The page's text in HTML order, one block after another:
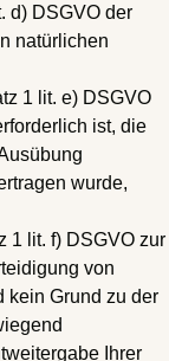
d) DSGVO der
natürlichen
1 lit. e) DSGVO
ist, die
wurde,
1 lit. f) DSGVO zur
von
kein Grund zu der
Ihrer